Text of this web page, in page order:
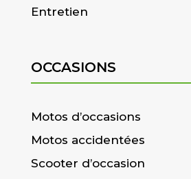
Entretien
OCCASIONS
Motos d’occasions
Motos accidentées
Scooter d’occasion